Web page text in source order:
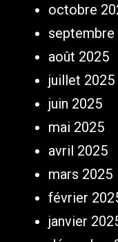
octobre
septembre
août 2025
juillet 2025
juin 2025
mai 2025
avril 2025
mars 2025
février
janvier